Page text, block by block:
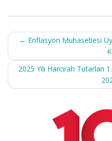
Post
navigation
← Enflasyon Muhasebesi
2025 Yılı Harcırah